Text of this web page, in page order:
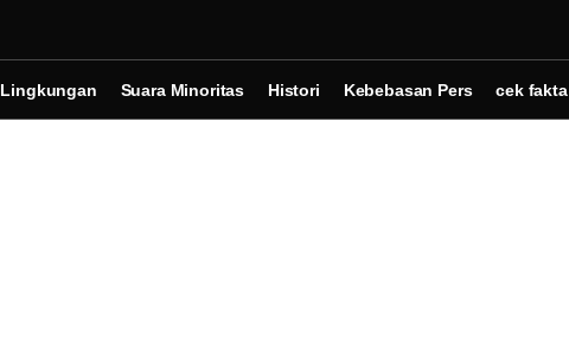
Lingkungan Suara Minoritas Histori Kebebasan Pers cek fakta